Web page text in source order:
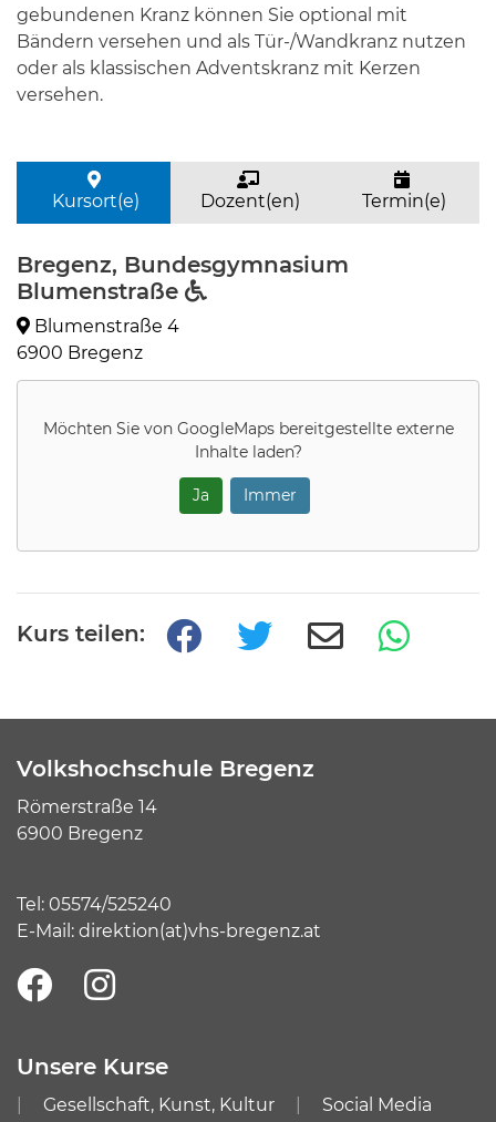
gebundenen Kranz können Sie optional mit
Bändern versehen und als Tür-/Wandkranz nutzen
oder als klassischen Adventskranz mit Kerzen
versehen.
Kursort(e) Dozent(en) Termin(e)
Bregenz, Bundesgymnasium
Blumenstraße
Blumenstraße 4
6900 Bregenz
Möchten Sie von GoogleMapsbereitgestellte externe
Inhalte laden?
Ja Immer
Kurs teilen:
Volkshochschule Bregenz
Römerstraße 14
6900 Bregenz
Tel: 05574/525240
E-Mail: direktion(at)vhs-bregenz.at
Unsere Kurse
Gesellschaft, Kunst, Kultur Social Media